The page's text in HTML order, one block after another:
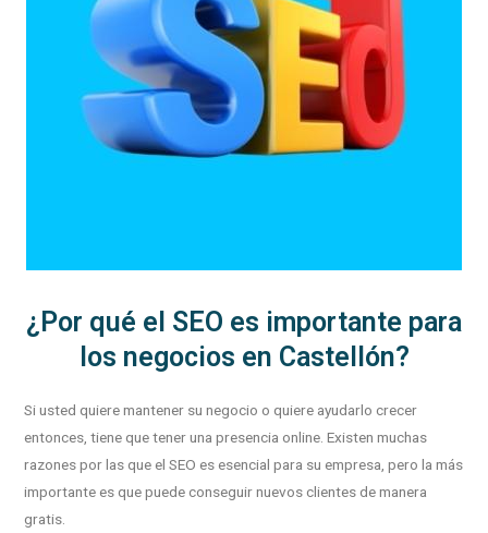
¿Por qué el SEO es importante para
los negocios en Castellón?
Si usted quiere mantener su negocio o quiere ayudarlo crecer
entonces, tiene que tener una presencia online. Existen muchas
razones por las que el SEO es esencial para su empresa, pero la más
importante es que puede conseguir nuevos clientes de manera
gratis.